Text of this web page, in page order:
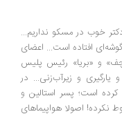
شده‌­اند... سرخورده از